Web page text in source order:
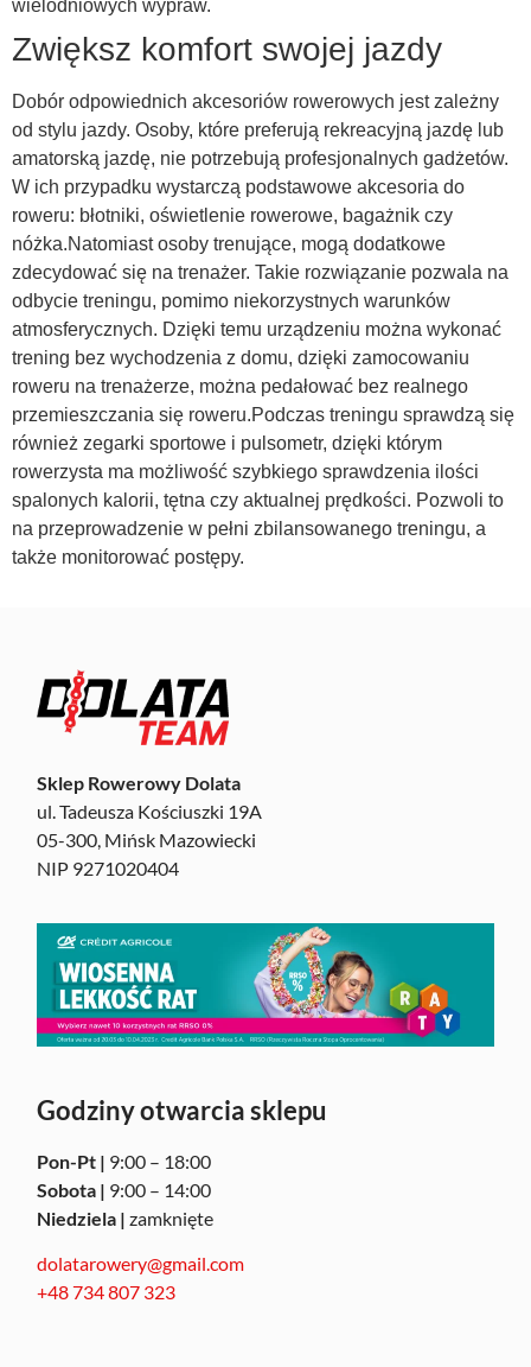
wielodniowych wypraw.
Zwiększ komfort swojej jazdy
Dobór odpowiednich akcesoriów rowerowych jest zależny
od stylu jazdy. Osoby, które preferują rekreacyjną jazdę lub
amatorską jazdę, nie potrzebują profesjonalnych gadżetów.
W ich przypadku wystarczą podstawowe akcesoria do
roweru: błotniki, oświetlenie rowerowe, bagażnik czy
nóżka.Natomiast osoby trenujące, mogą dodatkowe
zdecydować się na trenażer. Takie rozwiązanie pozwala na
odbycie treningu, pomimo niekorzystnych warunków
atmosferycznych. Dzięki temu urządzeniu można wykonać
trening bez wychodzenia z domu, dzięki zamocowaniu
roweru na trenażerze, można pedałować bez realnego
przemieszczania się roweru.Podczas treningu sprawdzą się
również zegarki sportowe i pulsometr, dzięki którym
rowerzysta ma możliwość szybkiego sprawdzenia ilości
spalonych kalorii, tętna czy aktualnej prędkości. Pozwoli to
na przeprowadzenie w pełni zbilansowanego treningu, a
także monitorować postępy.
Sklep Rowerowy Dolata
ul. Tadeusza Kościuszki 19A
05-300, Mińsk Mazowiecki
NIP 9271020404
Godziny otwarcia sklepu
Pon-Pt | 9:00 – 18:00
Sobota | 9:00 – 14:00
Niedziela |zamknięte
dolatarowery@gmail.com
+48 734 807 323